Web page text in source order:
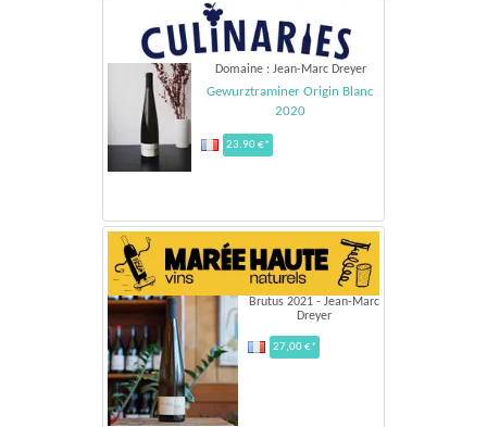
Domaine : Jean-Marc Dreyer
Gewurztraminer Origin Blanc
2020
23.90 €*
Brutus 2021 - Jean-Marc
Dreyer
27,00 €*